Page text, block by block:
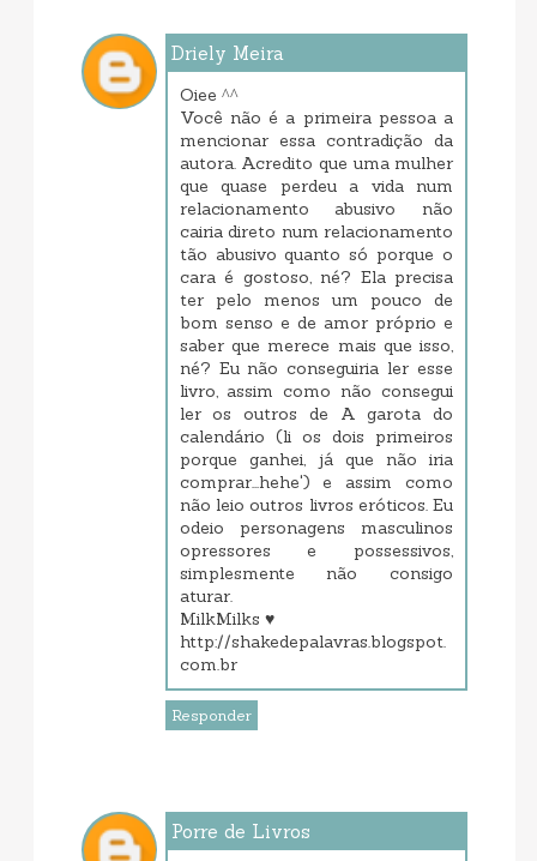
Driely Meira
Oiee ^^
Você não é a primeira pessoa a
mencionar essa contradição da
autora. Acredito que uma mulher
que quase perdeu a vida num
relacionamento abusivo não
cairia direto num relacionamento
tão abusivo quanto só porque o
cara é gostoso, né? Ela precisa
ter pelo menos um pouco de
bom senso e de amor próprio e
saber que merece mais que isso,
né? Eu não conseguiria ler esse
livro, assim como não consegui
ler os outros de A garota do
calendário (li os dois primeiros
porque ganhei, já que não iria
comprar...hehe') e assim como
não leio outros livros eróticos. Eu
odeio personagens masculinos
opressores e possessivos,
simplesmente não consigo
aturar.
MilkMilks ♥
http://shakedepalavras.blogspot.
com.br
Responder
Porre de Livros